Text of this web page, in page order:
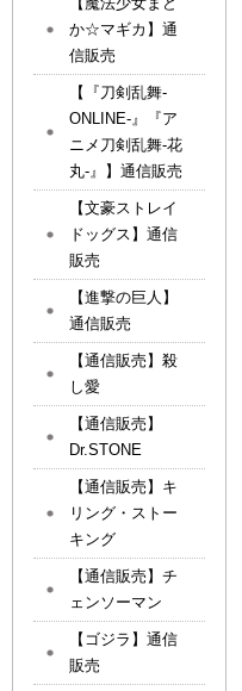
か☆マギカ】通
信販売
【『刀剣乱舞-
ONLINE-』『ア
ニメ刀剣乱舞-花
丸-』】通信販売
【文豪ストレイ
ドッグス】通信
販売
【進撃の巨人】
通信販売
【通信販売】殺
し愛
【通信販売】
Dr.STONE
【通信販売】キ
リング・ストー
キング
【通信販売】チ
ェンソーマン
【ゴジラ】通信
販売